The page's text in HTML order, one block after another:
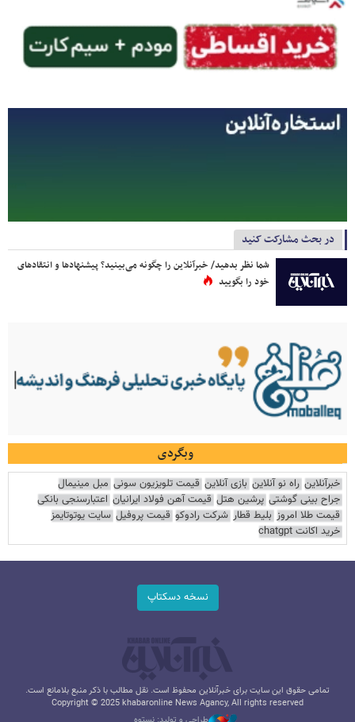
در بحث مشارکت کنید
شما نظر بدهید/ خبرآنلاین را چگونه می‌بینید؟ پیشنهادها و انتقادهای
خود را بگویید
وبگردی
خبرآنلاین راه نو آنلاین بازی آنلاین قیمت تلویزیون سونی مبل مینیمال
جراح بینی گوشتی پرشین هتل قیمت آهن فولاد ایرانیان اعتبارسنجی بانکی
قیمت طلا امروز بلیط قطار شرکت رادوکو قیمت پروفیل سایت یوتوتایمز
خرید اکانت chatgpt
نسخه دسکتاپ
تمامی حقوق این سایت برای خبرآنلاین محفوظ است. نقل مطالب با ذکر منبع بلامانع است.
Copyright © 2025 khabaronline News Agancy, All rights reserved